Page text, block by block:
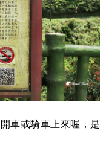
車或騎車上來喔，是